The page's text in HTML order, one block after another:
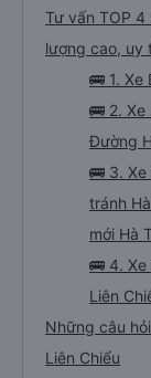
Tư vấn TOP
lượng cao, uy
🚌 1. Xe
🚌 2.
Đường
🚌 3.
tránh
mới Hà
🚌 4.
Liên
Những câu
Liên Chiểu